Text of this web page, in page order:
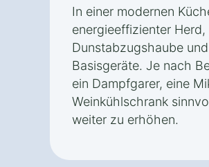
In einer modernen
energieeffizienter
Dunstabzugshaube
Basisgeräte. Je nach
ein Dampfgarer, eine
Weinkühlschrank
weiter zu erhöhen.